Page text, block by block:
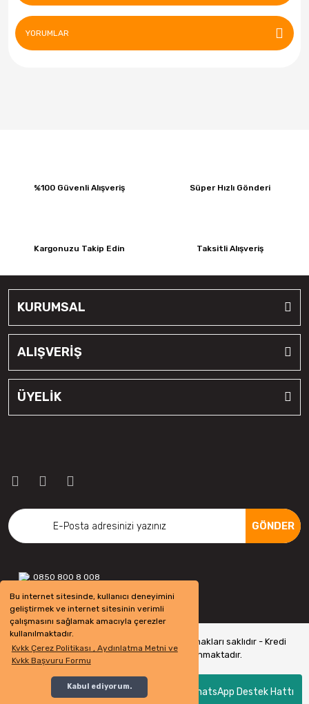
Bu internet sitesinde, kullanıcı deneyimini
geliştirmek ve internet sitesinin verimli
çalışmasını sağlamak amacıyla çerezler
kullanılmaktadır.
Kvkk Çerez Politikası , Aydınlatma Metni ve
Kvkk Başvuru Formu
Kabul ediyorum. WhatsApp Destek Hattı
YORUMLAR
%100 Güvenli Alışveriş Süper Hızlı Gönderi
Kargonuzu Takip Edin Taksitli Alışveriş
KURUMSAL
ALIŞVERİŞ
ÜYELİK
GÖNDER
0850 800 8 008
Copyright 2022 © - otolastikavm.com - Tüm hakları saklıdır - Kredi
kartı bilgileriniz 256bit SSL Sertifikası ile Korunmaktadır.